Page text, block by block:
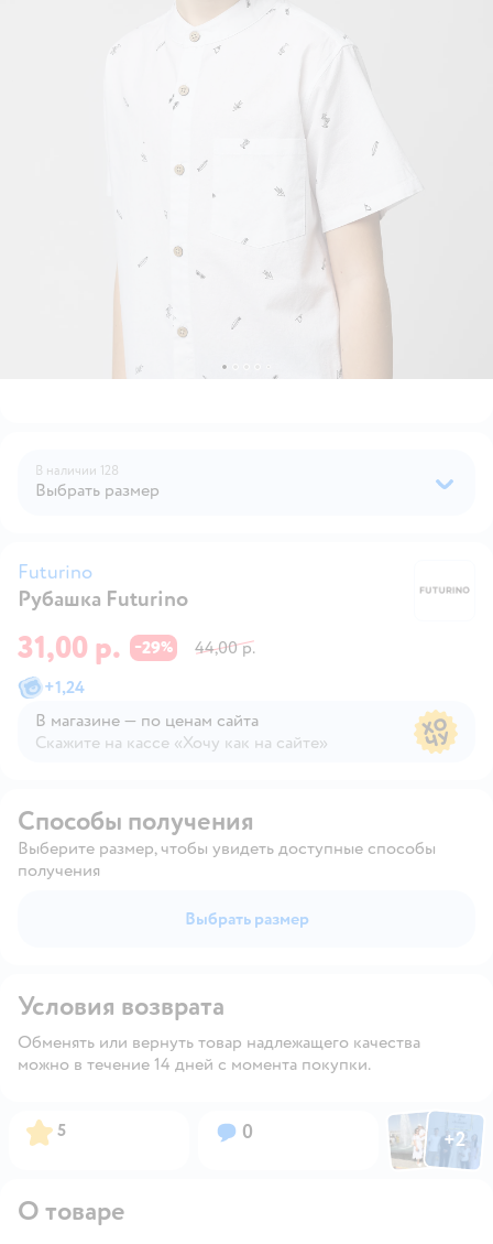
В наличии 128
Выбрать размер
Futurino
Рубашка Futurino
31,00 р. −29%
44,00 р.
+1,24
В магазине — по ценам сайта
Скажите на кассе «Хочу как на сайте»
Способы получения
Выберите размер, чтобы увидеть доступные способы
получения
Выбрать размер
Условия возврата
Обменять или вернуть товар надлежащего качества
можно в течение 14 дней с момента покупки.
Рейтинг:
5 Вопросов:
0 ФотоФото
+2
О товаре